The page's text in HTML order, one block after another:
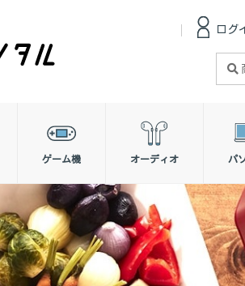
ログ
ゲーム機 オーディオ パ